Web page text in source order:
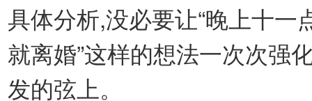
具体分析,没必要让“晚上十一
就离婚”这样的想法一次次强
发的弦上。